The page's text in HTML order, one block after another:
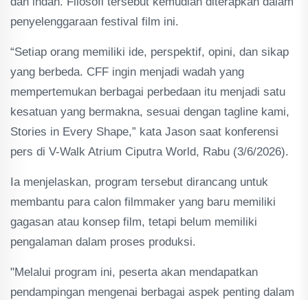
penyelenggaraan festival film ini.
“Setiap orang memiliki ide, perspektif, opini, dan sikap
yang berbeda. CFF ingin menjadi wadah yang
mempertemukan berbagai perbedaan itu menjadi satu
kesatuan yang bermakna, sesuai dengan tagline kami,
Stories in Every Shape,” kata Jason saat konferensi
pers di V-Walk Atrium Ciputra World, Rabu (3/6/2026).
Ia menjelaskan, program tersebut dirancang untuk
membantu para calon filmmaker yang baru memiliki
gagasan atau konsep film, tetapi belum memiliki
pengalaman dalam proses produksi.
"Melalui program ini, peserta akan mendapatkan
pendampingan mengenai berbagai aspek penting dalam